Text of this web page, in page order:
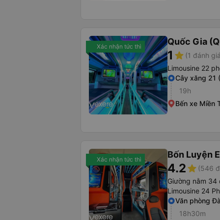
Xác nhận tức thì Quốc Gia
1 star (1 đánh
Limousine 22
Cây xăng 21
19h
Bến xe Miền
Xác nhận tức thì Bốn Luyện
4.2star (546
Giường nằm 34
Limousine 24
Văn phòng
18h30m